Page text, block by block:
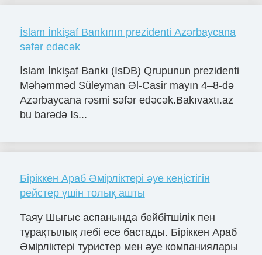
İslam İnkişaf Bankının prezidenti Azərbaycana
səfər edəcək
İslam İnkişaf Bankı (IsDB) Qrupunun prezidenti
Məhəmməd Süleyman Əl-Casir mayın 4–8-də
Azərbaycana rəsmi səfər edəcək.Bakıvaxtı.az
bu barədə Is...
Біріккен Араб Әмірліктері әуе кеңістігін
рейстер үшін толық ашты
Таяу Шығыс аспанында бейбітшілік пен
тұрақтылық лебі есе бастады. Біріккен Араб
Әмірліктері туристер мен әуе компаниялары